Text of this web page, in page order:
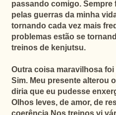
passando comigo. Sempre
pelas guerras da minha
tornando cada vez mais
problemas estão se
treinos de kenjutsu.
Outra coisa maravilhosa
Sim. Meu presente alterou
diria que eu pudesse
Olhos leves, de amor, de
coerência.Nos treinos vi